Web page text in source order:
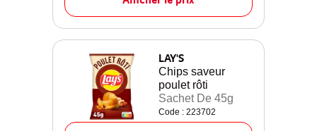
LAY'S
Chips saveur
poulet rôti
Sachet De 45g
Code : 223702